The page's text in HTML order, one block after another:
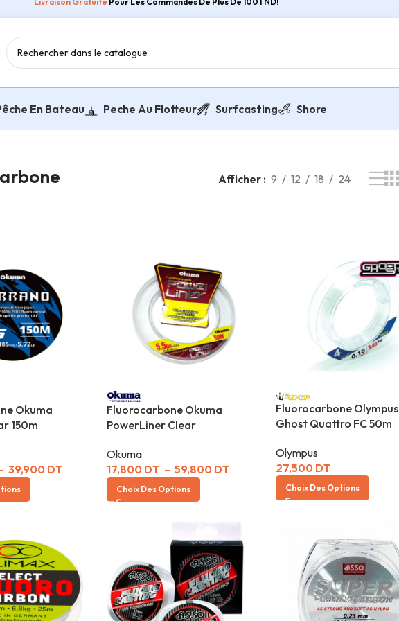
En Bateau Peche Au Flotteur Surfcasting
Shore
Afficher 9 12 18 24
Okuma
150m
39,900 DT
Fluorocarbone Okuma
PowerLiner Clear
Okuma
17,800 DT – 59,800 DT
Choix Des Options
Fluorocarbone Olympus
Ghost Quattro FC 50m
Olympus
27,500 DT
Choix Des Options